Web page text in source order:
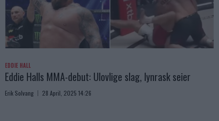
EDDIE HALL
Eddie Halls MMA-debut: Ulovlige slag, lynrask seier
Erik Solvang 28 April, 2025 14:26